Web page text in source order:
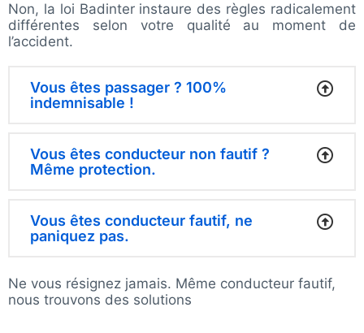
Non, la loi Badinter instaure des règles radicalement
différentes selon votre qualité au moment de
l’accident.
Vous êtes passager ? 100%
indemnisable !
Vous êtes conducteur non fautif ?
Même protection.
Vous êtes conducteur fautif, ne
paniquez pas.
Ne vous résignez jamais. Même conducteur fautif,
nous trouvons des solutions